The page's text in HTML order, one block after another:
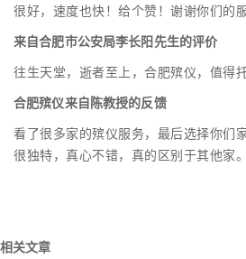
很好，速度也快！给个赞！谢谢你们的
来自合肥市公安局李长阳先生的评价
往生天堂，逝者至上，合肥殡仪，值得
合肥殡仪来自陈教授的反馈
看了很多家的殡仪服务，最后选择你们
很独特，真心不错，真的区别于其他家。
相关文章